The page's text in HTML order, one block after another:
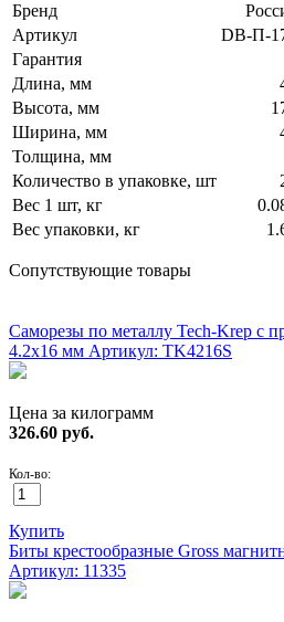
Бренд
Артикул
DB-П-
Гарантия
Длина, мм
Высота, мм
Ширина, мм
Толщина, мм
Количество в упаковке, шт
Вес 1 шт, кг
Вес упаковки, кг
Сопутствующие товары
Саморезы по металлу Tech-Krep с
4.2х16 мм Артикул: TK4216S
Цена за килограмм
326.60 руб.
Кол-во:
Купить
Биты крестообразные Gross
Артикул: 11335